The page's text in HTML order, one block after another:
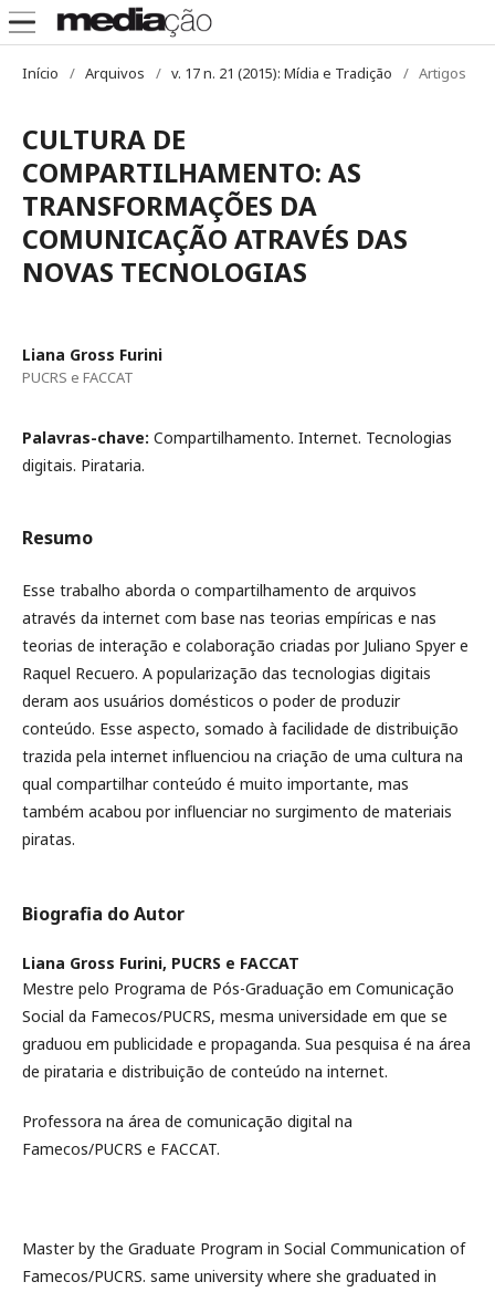
Início / Arquivos / v. 17 n. 21 (2015): Mídia e Tradição / Artigos
CULTURA DE
COMPARTILHAMENTO: AS
TRANSFORMAÇÕES DA
COMUNICAÇÃO ATRAVÉS DAS
NOVAS TECNOLOGIAS
Liana Gross Furini
PUCRS e FACCAT
Palavras-chave: Compartilhamento. Internet. Tecnologias
digitais. Pirataria.
Resumo
Esse trabalho aborda o compartilhamento de arquivos
através da internet com base nas teorias empíricas e nas
teorias de interação e colaboração criadas por Juliano Spyer e
Raquel Recuero. A popularização das tecnologias digitais
deram aos usuários domésticos o poder de produzir
conteúdo. Esse aspecto, somado à facilidade de distribuição
trazida pela internet influenciou na criação de uma cultura na
qual compartilhar conteúdo é muito importante, mas
também acabou por influenciar no surgimento de materiais
piratas.
Biografia do Autor
Liana Gross Furini, PUCRS e FACCAT
Mestre pelo Programa de Pós-Graduação em Comunicação
Social da Famecos/PUCRS, mesma universidade em que se
graduou em publicidade e propaganda. Sua pesquisa é na área
de pirataria e distribuição de conteúdo na internet.
Professora na área de comunicação digital na
Famecos/PUCRS e FACCAT.
Master by the Graduate Program in Social Communication of
Famecos/PUCRS. same university where she graduated in